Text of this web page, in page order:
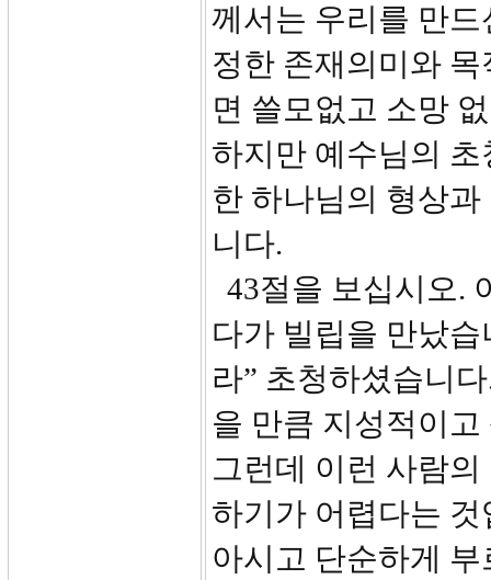
께서는 우리를 만
정한 존재의미와
면 쓸모없고 소망
하지만 예수님의
한 하나님의 형상
니다.
43절을 보십시오.
다가 빌립을 만났
라” 초청하셨습니
을 만큼 지성적이
그런데 이런 사람
하기가 어렵다는
아시고 단순하게